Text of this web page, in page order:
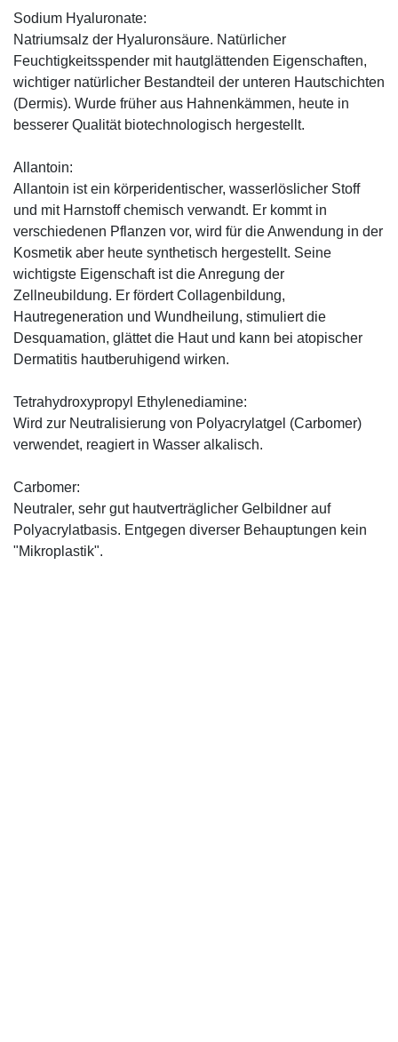
Sodium Hyaluronate:
Natriumsalz der Hyaluronsäure. Natürlicher
Feuchtigkeitsspender mit hautglättenden Eigenschaften,
wichtiger natürlicher Bestandteil der unteren Hautschichten
(Dermis). Wurde früher aus Hahnenkämmen, heute in
besserer Qualität biotechnologisch hergestellt.
Allantoin:
Allantoin ist ein körperidentischer, wasserlöslicher Stoff
und mit Harnstoff chemisch verwandt. Er kommt in
verschiedenen Pflanzen vor, wird für die Anwendung in der
Kosmetik aber heute synthetisch hergestellt. Seine
wichtigste Eigenschaft ist die Anregung der
Zellneubildung. Er fördert Collagenbildung,
Hautregeneration und Wundheilung, stimuliert die
Desquamation, glättet die Haut und kann bei atopischer
Dermatitis hautberuhigend wirken.
Tetrahydroxypropyl Ethylenediamine:
Wird zur Neutralisierung von Polyacrylatgel (Carbomer)
verwendet, reagiert in Wasser alkalisch.
Carbomer:
Neutraler, sehr gut hautverträglicher Gelbildner auf
Polyacrylatbasis. Entgegen diverser Behauptungen kein
"Mikroplastik".